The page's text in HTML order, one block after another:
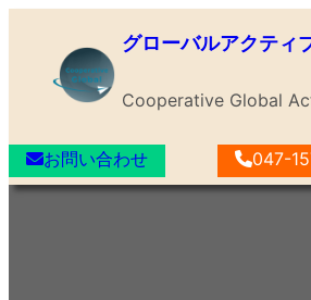
キ
ッ
グローバルアクティ
Cooperative Global
お問い合わせ 047-